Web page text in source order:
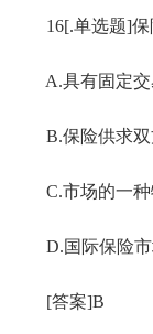
16[.单选题]保
A.具有固定交
B.保险供求双
C.市场的一种
D.国际保险市
[答案]B